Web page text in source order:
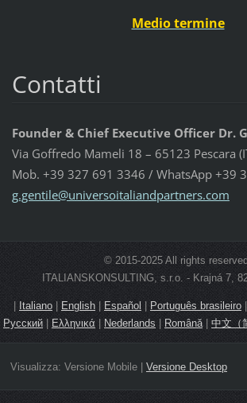
Medio termine
Contatti
Founder & Chief Executive Officer Dr.
Via Goffredo Mameli 18 – 65123 Pescara
Mob. +39 327 691 3346 / WhatsApp +39
g.gentile@universoitaliandpartners.com
© 2015-2025 All rights
ITALIANSKONSULTING, s.r.o. - Krajná 7,
| Italiano | English | Español| Português brasileiro |
Русский | Ελληνικά | Nederlands | Română | 中文（
Visualizza: Versione Mobile| Versione Desktop